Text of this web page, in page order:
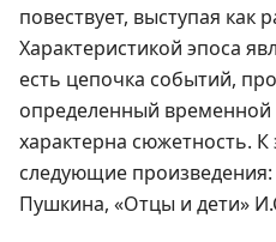
повествует, выступая как
Характеристикой эпоса
есть цепочка событий,
определенный временной
характерна сюжетность. К
следующие произведения:
Пушкина, «Отцы и дети»